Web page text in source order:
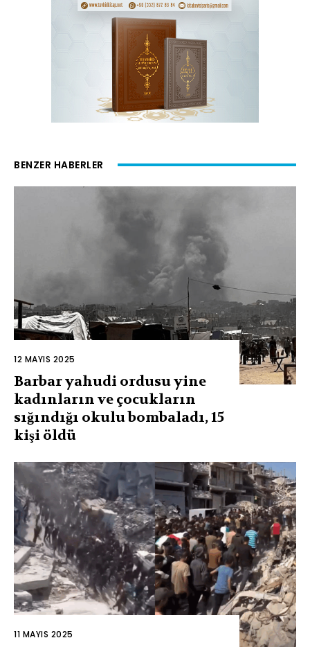
BENZER HABERLER
12 MAYIS 2025
Barbar yahudi ordusu yine
kadınların ve çocukların
sığındığı okulu bombaladı, 15
kişi öldü
11 MAYIS 2025